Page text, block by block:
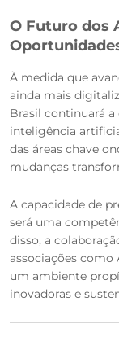
O Futuro dos
À medida que
ainda mais
Brasil continuará
inteligência
das áreas chave
mudanças
A capacidade de
será uma
disso, a
associações como
um ambiente
inovadoras e